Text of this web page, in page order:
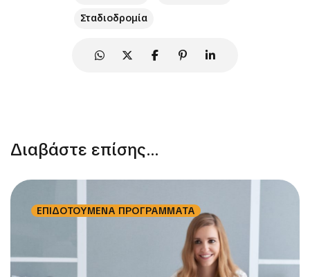
Σταδιοδρομία
Διαβάστε επίσης...
ΕΠΙΔΟΤΟΥΜΕΝΑ ΠΡΟΓΡΑΜΜΑΤΑ